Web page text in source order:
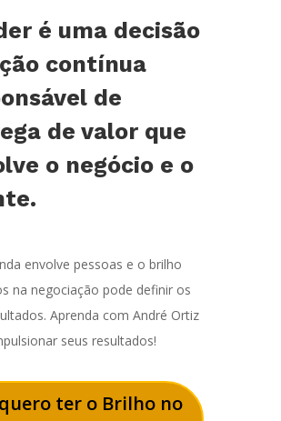
é uma decisão
contínua
de
de valor que
o negócio e o
envolve pessoas e o brilho
na negociação pode definir os
Aprenda com André Ortiz
seus resultados!
ter o Brilho no